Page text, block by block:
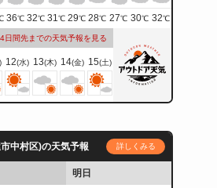
36℃ 32℃ 31℃ 29℃ 28℃ 27℃ 30℃ 32℃
日間先までの天気予報を見る
12(水) 13(木) 14(金) 15(土)
中村区)の天気予報 詳しくみる
明日